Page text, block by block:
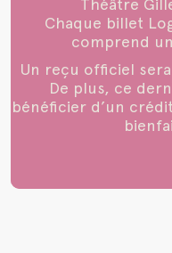
Théâtre
Chaque billet
comprend
Un reçu officiel
De plus, ce
bénéficier d’un